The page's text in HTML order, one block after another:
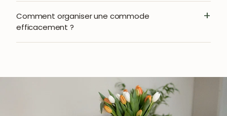
Comment organiser une commode
efficacement ?